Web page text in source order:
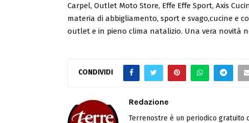
Carpel, Outlet Moto Store, Effe Effe Sport, Axis
materia di abbigliamento, sport e svago,cucine e
outlet e in pieno clima natalizio. Una vera novità
CONDIVIDI
Redazione
Terrenostre è un periodico gratuito